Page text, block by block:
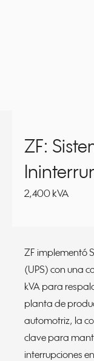
ZF:
2,400 kVA
ZF implementó
(UPS) con una
kVA para
planta de
automotriz, la
clave para
interrupciones